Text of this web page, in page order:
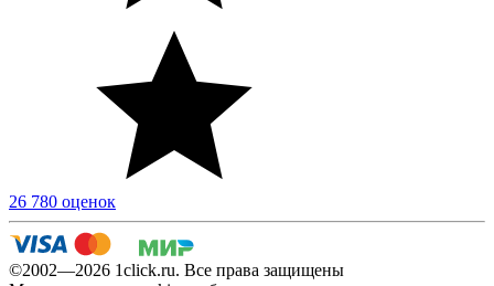
26 780 оценок
©2002—2026 1сlick.ru. Все права защищены